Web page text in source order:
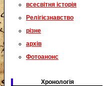
всесвітня історія
Релігієзнавство
різне
архів
Фотоанонс
Хронологія